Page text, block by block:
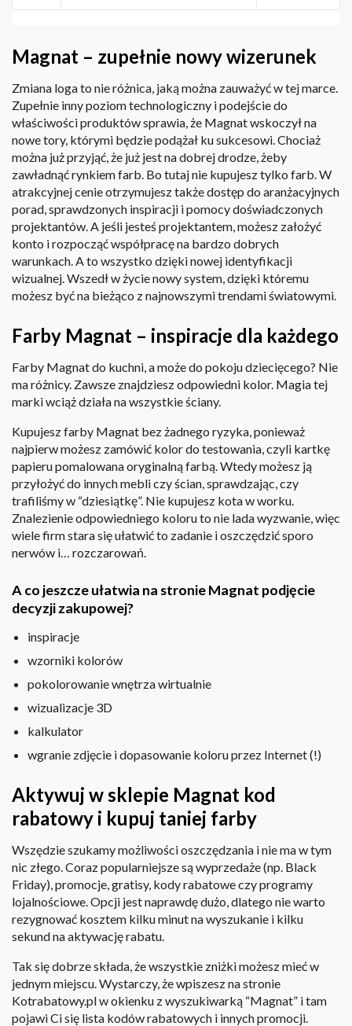
Magnat – zupełnie nowy wizerunek
Zmiana loga to nie różnica, jaką można zauważyć w tej marce.
Zupełnie inny poziom technologiczny i podejście do
właściwości produktów sprawia, że Magnat wskoczył na
nowe tory, którymi będzie podążał ku sukcesowi. Chociaż
można już przyjąć, że już jest na dobrej drodze, żeby
zawładnąć rynkiem farb. Bo tutaj nie kupujesz tylko farb. W
atrakcyjnej cenie otrzymujesz także dostęp do aranżacyjnych
porad, sprawdzonych inspiracji i pomocy doświadczonych
projektantów. A jeśli jesteś projektantem, możesz założyć
konto i rozpocząć współpracę na bardzo dobrych
warunkach. A to wszystko dzięki nowej identyfikacji
wizualnej. Wszedł w życie nowy system, dzięki któremu
możesz być na bieżąco z najnowszymi trendami światowymi.
Farby Magnat – inspiracje dla każdego
Farby Magnat do kuchni, a może do pokoju dziecięcego? Nie
ma różnicy. Zawsze znajdziesz odpowiedni kolor. Magia tej
marki wciąż działa na wszystkie ściany.
Kupujesz farby Magnat bez żadnego ryzyka, ponieważ
najpierw możesz zamówić kolor do testowania, czyli kartkę
papieru pomalowana oryginalną farbą. Wtedy możesz ją
przyłożyć do innych mebli czy ścian, sprawdzając, czy
trafiliśmy w “dziesiątkę”. Nie kupujesz kota w worku.
Znalezienie odpowiedniego koloru to nie lada wyzwanie, więc
wiele firm stara się ułatwić to zadanie i oszczędzić sporo
nerwów i… rozczarowań.
A co jeszcze ułatwia na stronie Magnat podjęcie
decyzji zakupowej?
inspiracje
wzorniki kolorów
pokolorowanie wnętrza wirtualnie
wizualizacje 3D
kalkulator
wgranie zdjęcie i dopasowanie koloru przez Internet (!)
Aktywuj w sklepie Magnat kod
rabatowy i kupuj taniej farby
Wszędzie szukamy możliwości oszczędzania i nie ma w tym
nic złego. Coraz popularniejsze są wyprzedaże (np. Black
Friday), promocje, gratisy, kody rabatowe czy programy
lojalnościowe. Opcji jest naprawdę dużo, dlatego nie warto
rezygnować kosztem kilku minut na wyszukanie i kilku
sekund na aktywację rabatu.
Tak się dobrze składa, że wszystkie zniżki możesz mieć w
jednym miejscu. Wystarczy, że wpiszesz na stronie
Kotrabatowy.pl w okienku z wyszukiwarką “Magnat” i tam
pojawi Ci się lista kodów rabatowych i innych promocji.